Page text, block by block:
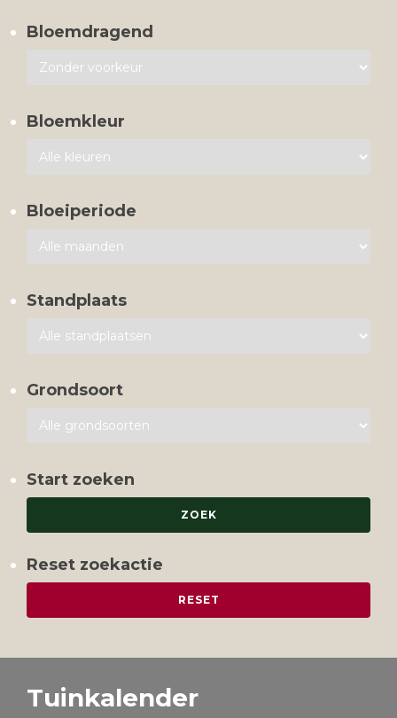
Bloemdragend
Bloemkleur
Bloeiperiode
Standplaats
Grondsoort
Start zoeken
Reset zoekactie
Tuinkalender